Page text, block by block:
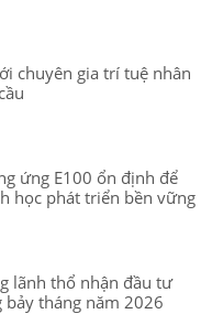
chuyên gia trí tuệ nhân
ứng E100 ổn định để
học phát triển bền vững
lãnh thổ nhận đầu tư
bảy tháng năm 2026